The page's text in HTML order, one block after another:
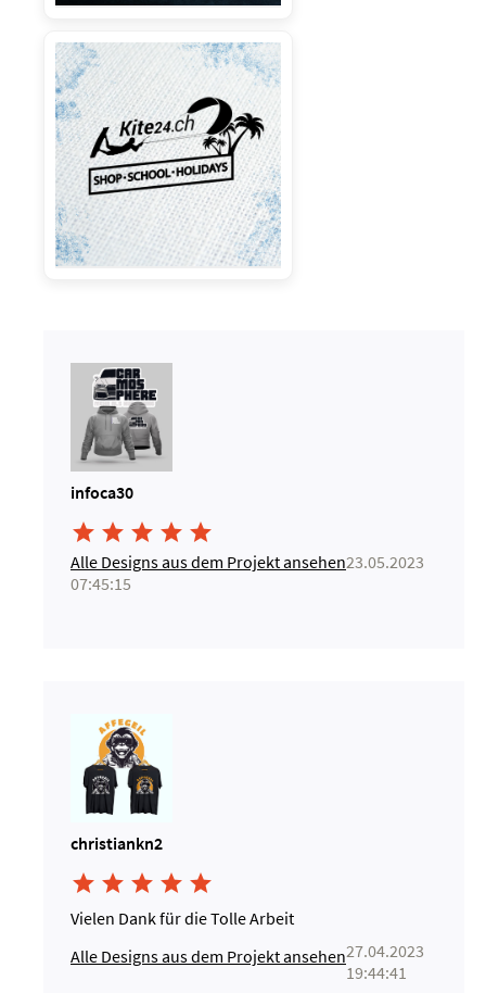
infoca30
    
Alle Designs aus dem Projekt ansehen23.05.2023
07:45:15
christiankn2
    
Vielen Dank für die Tolle Arbeit
Alle Designs aus dem Projekt ansehen27.04.2023
19:44:41